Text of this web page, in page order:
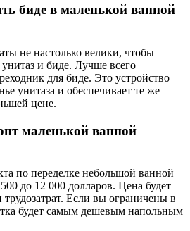
биде в маленькой ванной
не настолько велики, чтобы
и биде. Лучше всего
для биде. Это устройство
унитаза и обеспечивает те же
цене.
маленькой ванной
по переделке небольшой ванной
до 12 000 долларов. Цена будет
трудозатрат. Если вы ограничены в
будет самым дешевым напольным